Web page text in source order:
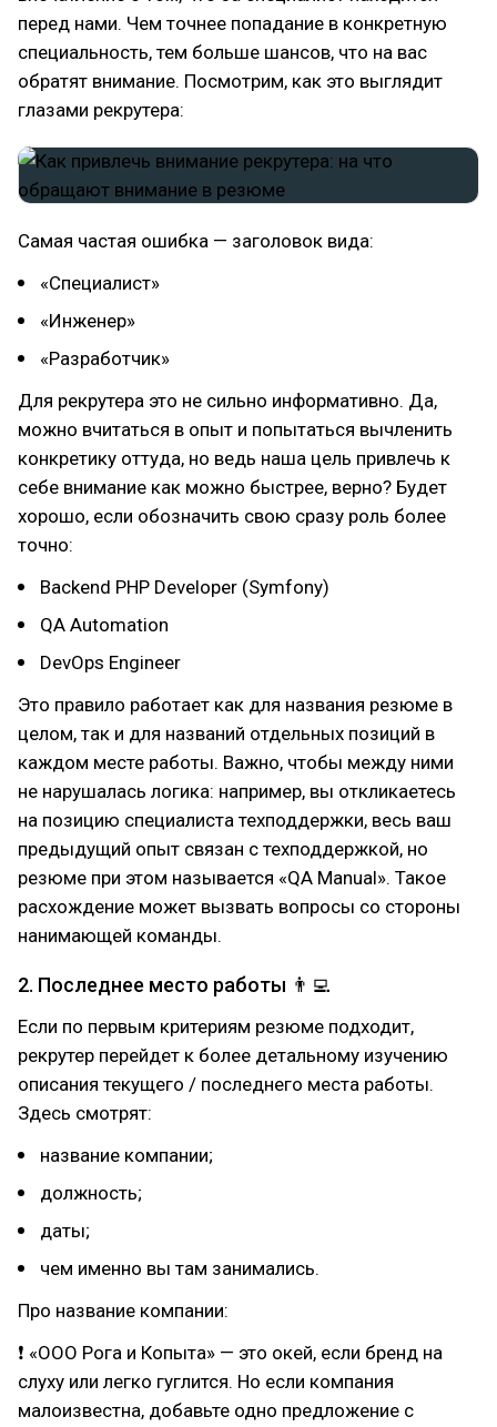
перед нами. Чем точнее попадание в конкретную
специальность, тем больше шансов, что на вас
обратят внимание. Посмотрим, как это выглядит
глазами рекрутера:
Самая частая ошибка — заголовок вида:
«Специалист»
«Инженер»
«Разработчик»
Для рекрутера это не сильно информативно. Да,
можно вчитаться в опыт и попытаться вычленить
конкретику оттуда, но ведь наша цель привлечь к
себе внимание как можно быстрее, верно? Будет
хорошо, если обозначить свою сразу роль более
точно:
Backend PHP Developer (Symfony)
QA Automation
DevOps Engineer
Это правило работает как для названия резюме в
целом, так и для названий отдельных позиций в
каждом месте работы. Важно, чтобы между ними
не нарушалась логика: например, вы откликаетесь
на позицию специалиста техподдержки, весь ваш
предыдущий опыт связан с техподдержкой, но
резюме при этом называется «QA Manual». Такое
расхождение может вызвать вопросы со стороны
нанимающей команды.
2. Последнее место работы 👨‍💻
Если по первым критериям резюме подходит,
рекрутер перейдет к более детальному изучению
описания текущего / последнего места работы.
Здесь смотрят:
название компании;
должность;
даты;
чем именно вы там занимались.
Про название компании:
❗ «ООО Рога и Копыта» — это окей, если бренд на
слуху или легко гуглится. Но если компания
малоизвестна, добавьте одно предложение с